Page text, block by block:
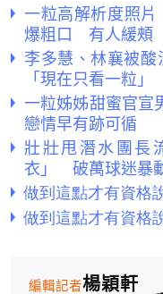
一粒高解析度照
爆粗口 有人緩頰
李多慧、林襄被
「現在只看一粒」
一粒姊姊甜蜜官宣
戀情早有跡可循
壯壯甩潛水團長
衣」 破萬球迷暴
楊穎軒
編輯記者